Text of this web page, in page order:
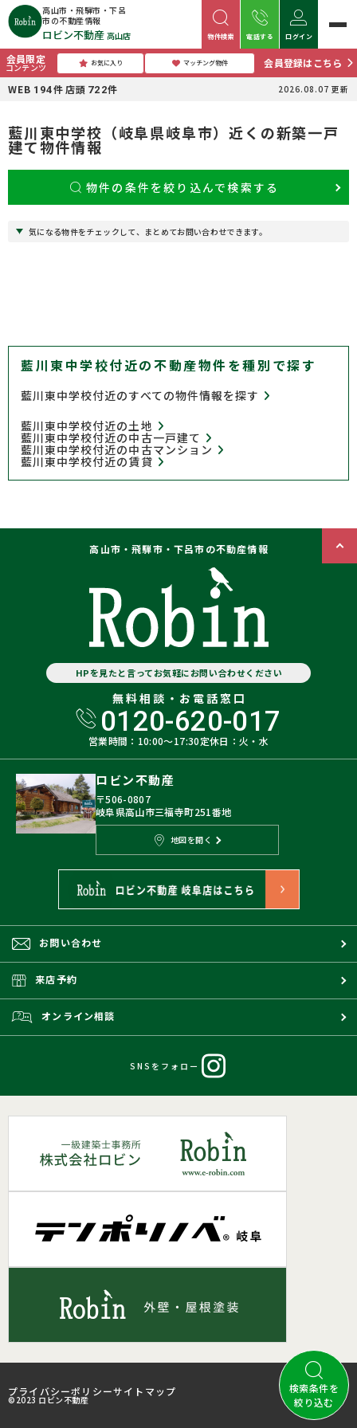
高山市・飛騨市・下呂
市の不動産情報
ロビン不動産 高山店 物件検索 電話する ログイン
会員限定
コンテンツ お気に入り マッチング物件
会員登録はこちら
WEB 194件 店頭 722件 2026.08.07 更新
藍川東中学校（岐阜県岐阜市）近くの新築一戸
建て物件情報
物件の条件を絞り込んで検索する
気になる物件をチェックして、まとめてお問い合わせできます。
藍川東中学校付近の不動産物件を種別で探す
藍川東中学校付近のすべての物件情報を探す
藍川東中学校付近の土地
藍川東中学校付近の中古一戸建て
藍川東中学校付近の中古マンション
藍川東中学校付近の賃貸
検索条件を
絞り込む
高山市・飛騨市・下呂市の不動産情報
HPを見たと言ってお気軽にお問い合わせください
無料相談・お電話窓口
0120-620-017
営業時間：10:00〜17:30定休日：火・水
ロビン不動産
〒506-0807
岐阜県高山市三福寺町251番地
地図を開く
お問い合わせ
来店予約
オンライン相談
SNSをフォロー
プライバシーポリシーサイトマップ
©2023 ロビン不動産